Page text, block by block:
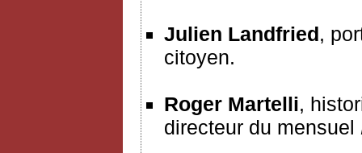
Julien Landfried,
citoyen.
Roger Martelli,
directeur du mensuel